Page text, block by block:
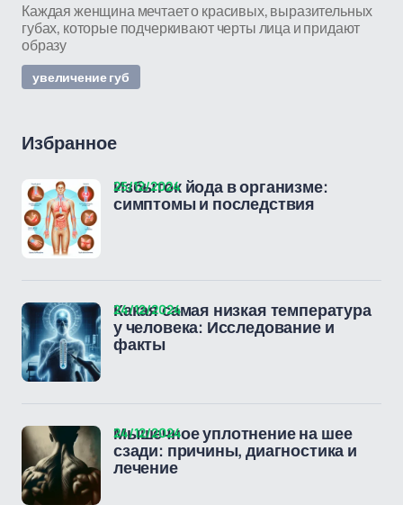
Каждая женщина мечтает о красивых, выразительных
губах, которые подчеркивают черты лица и придают
образу
увеличение губ
Избранное
Избыток йода в организме:
симптомы и последствия
25/12/2024
Какая самая низкая температура
у человека: Исследование и
факты
24/12/2024
Мышечное уплотнение на шее
сзади: причины, диагностика и
лечение
24/12/2024